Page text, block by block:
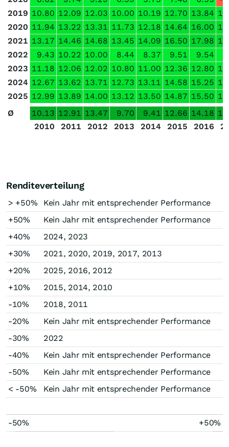
2019 10.80 12.09 12.03 10.00 10.19 12.70 13.84
2020 11.94 13.22 13.31 11.73 12.18 14.64 16.00
2021 13.17 14.46 14.68 13.45 14.09 16.50 17.98
2022
9.43 10.22 10.00 8.44 8.37 9.51 9.54
2023 11.18 12.06 12.02 10.80 11.00 12.36 12.80
2024 12.67 13.62 13.71 12.73 13.11 14.58 15.25
2025 12.99 13.89 14.00 13.12 13.50 14.87 15.50
Ø
10.13 12.91 13.47 9.70 9.41 12.66 14.18
2010
2011 2012 2013 2014 2015 2016
Renditeverteilung
> +50%
Kein Jahr mit entsprechender Performance
+50%
Kein Jahr mit entsprechender Performance
+40%
2024, 2023
+30%
2021, 2020, 2019, 2017, 2013
+20%
2025, 2016, 2012
+10%
2015, 2014, 2010
-10%
2018, 2011
-20%
Kein Jahr mit entsprechender Performance
-30%
2022
-40%
Kein Jahr mit entsprechender Performance
-50%
Kein Jahr mit entsprechender Performance
< -50%
Kein Jahr mit entsprechender Performance
-50% +50%